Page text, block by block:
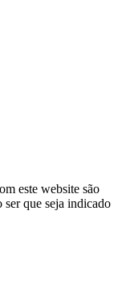
este website são
que seja indicado